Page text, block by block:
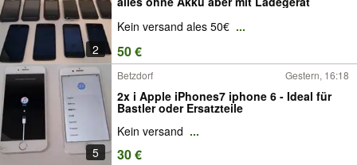
2
Kein versand ales 50€ ...
50 €
5
Betzdorf Gestern, 16:18
2x i Apple iPhones7 iphone 6 - Ideal für
Bastler oder Ersatzteile
Kein versand ...
30 €